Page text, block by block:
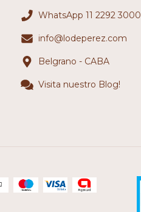
WhatsApp 11 2292 3000
info@lodeperez.com
Belgrano - CABA
Visita nuestro Blog!